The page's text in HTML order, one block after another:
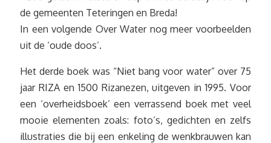
de gemeenten Teteringen en Breda!
In een volgende Over Water nog meer voorbeelden
uit de ‘oude doos’.
Het derde boek was “Niet bang voor water” over 75
jaar RIZA en 1500 Rizanezen, uitgeven in 1995. Voor
een ‘overheidsboek’ een verrassend boek met veel
mooie elementen zoals: foto’s, gedichten en zelfs
illustraties die bij een enkeling de wenkbrauwen kan